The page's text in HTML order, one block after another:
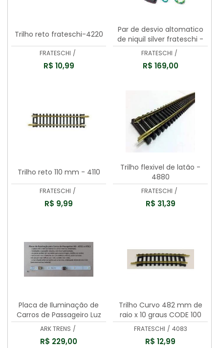
Trilho reto frateschi-4220
FRATESCHI /
R$ 10,99
Par de desvio altomatico
de niquil silver frateschi -
4900
FRATESCHI /
R$ 169,00
Trilho reto 110 mm - 4110
FRATESCHI /
R$ 9,99
Trilho flexivel de latão -
4880
FRATESCHI /
R$ 31,39
Placa de Iluminação de
Carros de Passageiro Luz
Amarelada - ARK TRENS -
ATIC2
ARK TRENS /
R$ 229,00
Trilho Curvo 482 mm de
raio x 10 graus CODE 100
-4083
FRATESCHI / 4083
R$ 12,99